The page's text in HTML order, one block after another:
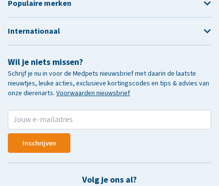
Wil je niets missen?
Schrijf je nu in voor de Medpets nieuwsbrief met daarin de laatste
nieuwtjes, leuke acties, exclusieve kortingscodes en tips & advies van
onze dierenarts. Voorwaarden nieuwsbrief
Inschrijven
Volg je ons al?
Populaire merken
Internationaal